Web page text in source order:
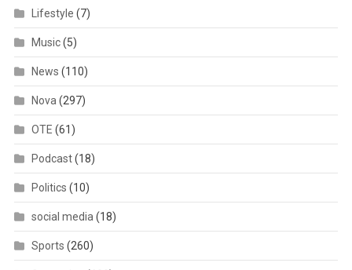
Lifestyle (7)
Music(5)
News (110)
Nova (297)
OTE (61)
Podcast(18)
Politics (10)
social media (18)
Sports (260)